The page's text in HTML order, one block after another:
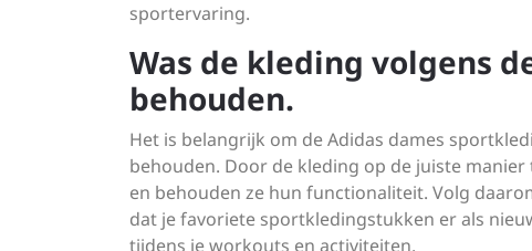
sportervaring.
Was de kleding volgens
behouden.
Het is belangrijk om de Adidas dames
behouden. Door de kleding op de juiste
en behouden ze hun functionaliteit. Volg
dat je favoriete sportkledingstukken er als
tijdens je workouts en activiteiten.